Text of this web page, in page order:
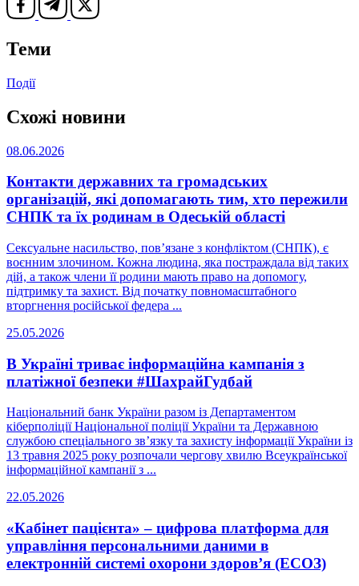
Теми
Події
Схожі новини
08.06.2026
Контакти державних та громадських
організацій, які допомагають тим, хто пережили
СНПК та їх родинам в Одеській області
Сексуальне насильство, пов’язане з конфліктом (СНПК), є
воєнним злочином. Кожна людина, яка постраждала від таких
дій, а також члени її родини мають право на допомогу,
підтримку та захист. Від початку повномасштабного
вторгнення російської федера ...
25.05.2026
В Україні триває інформаційна кампанія з
платіжної безпеки #ШахрайГудбай
Національний банк України разом із Департаментом
кіберполіції Національної поліції України та Державною
службою спеціального зв’язку та захисту інформації України із
13 травня 2025 року розпочали чергову хвилю Всеукраїнської
інформаційної кампанії з ...
22.05.2026
«Кабінет пацієнта» – цифрова платформа для
управління персональними даними в
електронній системі охорони здоров’я (ЕСОЗ)